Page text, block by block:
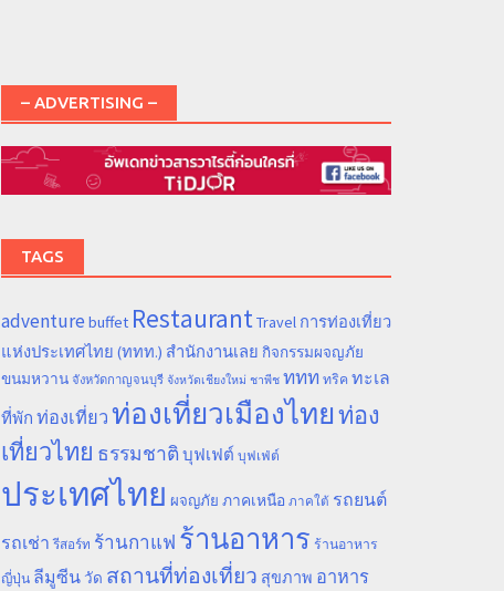
– ADVERTISING –
TAGS
adventure buffet RestaurantTravel การท่องเที่ยว
แห่งประเทศไทย (ททท.) สำนักงานเลย กิจกรรมผจญภัย
ขนมหวาน จังหวัดกาญจนบุรี จังหวัดเชียงใหม่ ชาพีช ททท ทริค ทะเล
ที่พัก ท่องเที่ยวท่องเที่ยวเมืองไทยท่อง
เที่ยวไทย ธรรมชาติ บุฟเฟต์ บุฟเฟ่ต์
ประเทศไทย ผจญภัย ภาคเหนือ ภาคใต้ รถยนต์
รถเช่า รีสอร์ท ร้านกาแฟ ร้านอาหาร ร้านอาหาร
ญี่ปุ่น ลีมูซีน วัด สถานที่ท่องเที่ยว สุขภาพ อาหาร